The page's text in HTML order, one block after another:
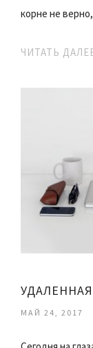
корне не
ЧИТАТЬ
МАЙ 24, 2017